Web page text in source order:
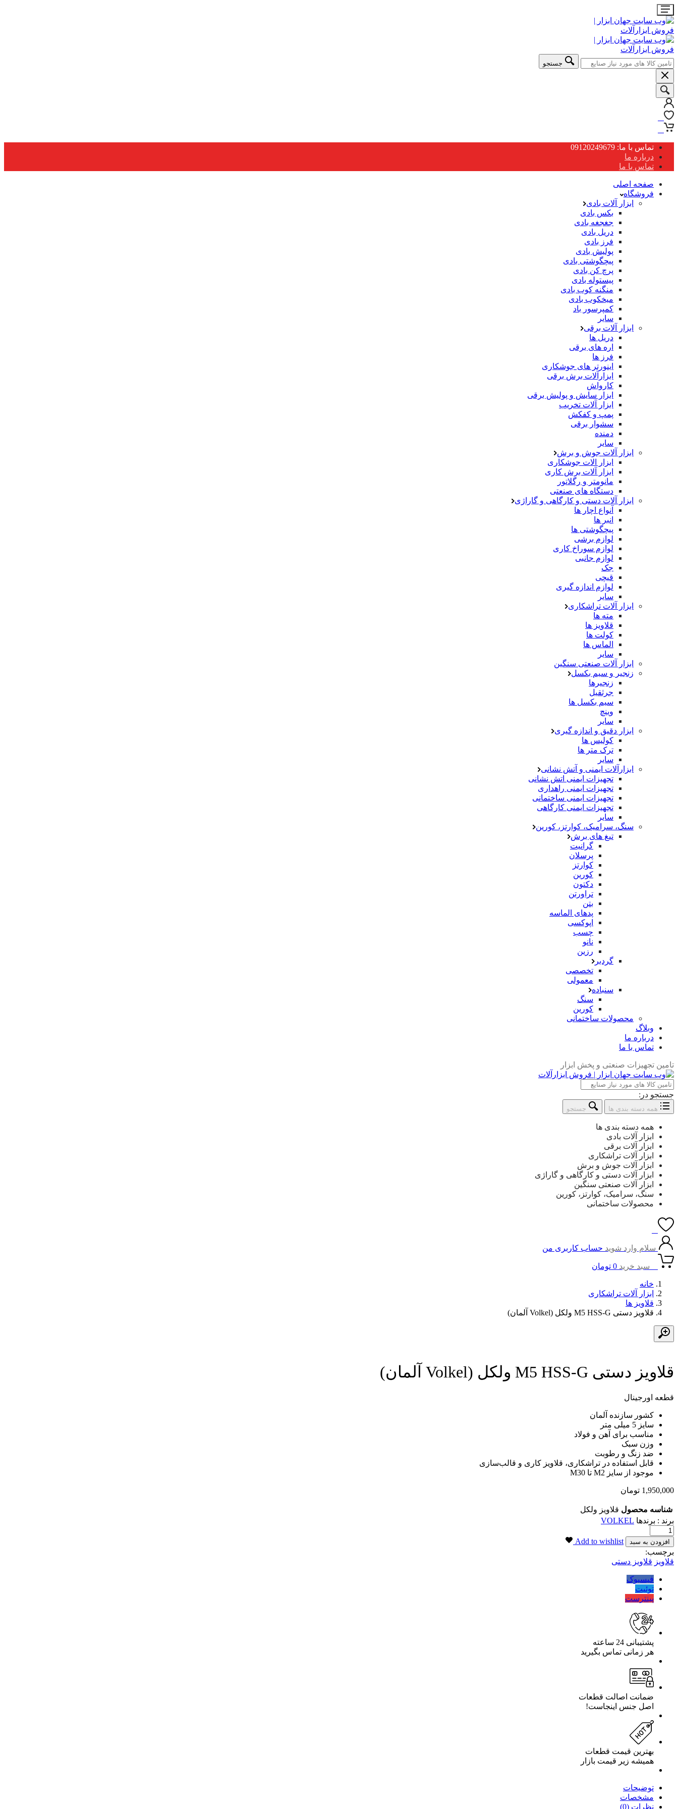
جستجو
تماس با ما: 09120249679
درباره ما
تماس با ما
صفحه اصلی
فروشگاه
ابزار آلات بادی
بکس بادی
جغجغه بادی
دریل بادی
فرز بادی
پولیش بادی
پیچگوشتی بادی
پرچ کن بادی
پیستوله بادی
منگنه کوب بادی
میخکوب بادی
کمپرسور باد
سایر
ابزار آلات برقی
دریل ها
اره های برقی
فرز ها
اینورتر های جوشکاری
ابزارآلات برش برقی
کارواش
ابزار سایش و پولیش برقی
ابزار آلات تخریب
پمپ و کفکش
سشوار برقی
دمنده
سایر
ابزار آلات جوش و برش
ابزار الات جوشکاری
ابزار آلات برش کاری
مانومتر و رگلاتور
دستگاه های صنعتی
ابزار آلات دستی و کارگاهی و گاراژی
آنواع اچار ها
انبر ها
پیچگوشتی ها
لوازم برشی
لوازم سوراخ کاری
لوازم جانبی
جک
قیچی
لوازم اندازه گیری
سایر
ابزار آلات تراشکاری
مته ها
قلاویز ها
کولت ها
الماس ها
سایر
ابزار آلات صنعتی سنگین
زنجیر و سیم بکسل
زنجیرها
جرثقیل
سیم بکسل ها
وینچ
سایر
ابزار دقیق و اندازه گیری
کولیس ها
ترک متر ها
سایر
ابزارآلات ایمنی و آتش نشانی
تجهیزات ایمنی اتش نشانی
تجهیزات ایمنی راهداری
تجهیزات ایمنی ساختمانی
تجهیزات ایمنی کارگاهی
سایر
سنگ، سرامیک، کوارتز، کورین
تیغ های برش
گرانیت
پرسلان
کوارتز
کورین
دکتون
تراورتن
بتن
پدهای الماسه
اپوکسی
چسب
نانو
رزین
گردبر
تخصصی
معمولی
سنباده
سنگ
کورین
محصولات ساختمانی
وبلاگ
درباره ما
تماس با ما
تامین تجهیزات صنعتی و پخش ابزار
جستجو در:
همه دسته بندی ها جستجو
همه دسته بندی ها
ابزار آلات بادی
ابزار آلات برقی
ابزار آلات تراشکاری
ابزار آلات جوش و برش
ابزار آلات دستی و کارگاهی و گاراژی
ابزار آلات صنعتی سنگین
سنگ، سرامیک، کوارتز، کورین
محصولات ساختمانی
سلام وارد شوید حساب کاربری من
سبد خرید 0 تومان
خانه
ابزار آلات تراشکاری
قلاویز ها
قلاویز دستی M5 HSS-G ولکل (Volkel آلمان)
قلاویز دستی M5 HSS-G ولکل (Volkel آلمان)
قطعه اورجینال
کشور سازنده آلمان
سایز 5 میلی متر
مناسب برای آهن و فولاد
وزن سبک
ضد زنگ و رطوبت
قابل استفاده در تراشکاری، قلاویز کاری و قالب‌سازی
موجود از سایز M2 تا M30
1,950,000 تومان
شناسه محصول قلاویز ولکل
برند : برندها VOLKEL
قلاویز
دستی
M5
HSS-
G
(Volkel
افزودن به سبد
Add to wishlist
برچسب:
قلاویز قلاویز دستی
فیسبوک
توئیت
پینترست
پشتیبانی 24 ساعته
هر زمانی تماس بگیرید
ضمانت اصالت قطعات
اصل جنس اینجاست!
بهترین قیمت قطعات
همیشه زیر قیمت بازار
توضیحات
مشخصات
نظرات (0)